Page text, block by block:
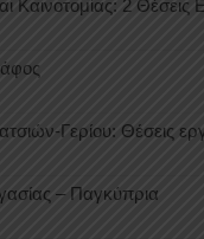
Καινοτομίας: 2 Θέσεις
Γερίου: Θέσεις
– Παγκύπρια